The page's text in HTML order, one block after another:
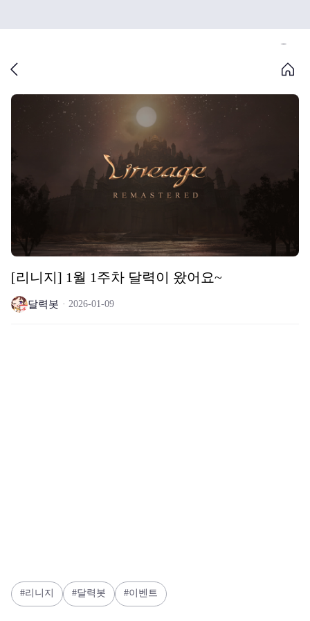
[리니지] 1월 1주차 달력이 왔어요~
달력봇 2026-01-09
리니지 달력봇 이벤트